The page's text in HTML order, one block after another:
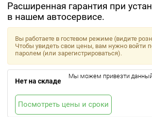
Расширенная гарантия при
в нашем автосервисе.
Вы работаете в гостевом режиме (видите
Чтобы увидеть свои цены, вам нужно войти
паролем (или зарегистрироваться).
Нет на складе
Мы можем привезти данный
Посмотреть цены и сроки